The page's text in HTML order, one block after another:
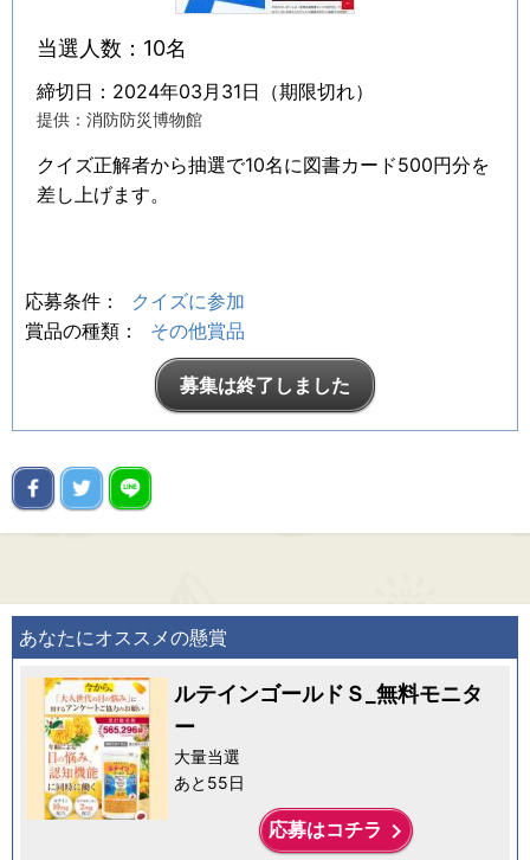
当選人数：10名
締切日：2024年03月31日（期限切れ）
提供：消防防災博物館
クイズ正解者から抽選で10名に図書カード500円分を
差し上げます。
応募条件：
クイズに参加
賞品の種類：
その他賞品
募集は終了しました
あなたにオススメの懸賞
ルテインゴールドＳ_無料モニタ
ー
大量当選
あと55日
応募はコチラ keyboard_arrow_right